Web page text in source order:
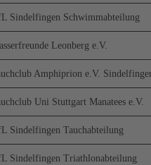
Sindelfingen Schwimmabteilung
Leonberg e.V.
Amphiprion e.V.
Uni Stuttgart Manatees e.V.
Sindelfingen Tauchabteilung
Sindelfingen Triathlonabteilung